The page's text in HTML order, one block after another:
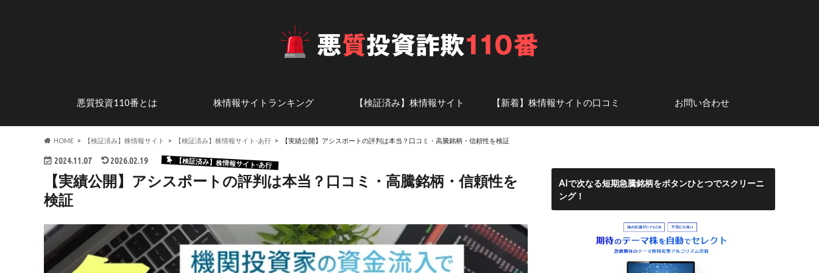
悪質投資110番とは
安心して株式投資を楽しむため
に
株式投資の魅力
投資詐欺の手口
危険なステマサイトを調査
株情報サイトランキング
行政処分歴のある投資顧問
優良投資顧問サイト
【検証済み】株情報サイト
株情報サイト-あ行
株情報サイト-か行
株情報サイト-さ行
株情報サイト-た行
株情報サイト-な行
株情報サイト-は行
株情報サイト-ま行
株情報サイト-や・ら・わ行
株情報サイト-英数字
アナリスト一覧 話題の投資系アナリスト
【新着】株情報サイトの口コミ
証券会社の口コミ・評判
株初心者にもおすすめのネット
お問い合わせ
サイト運営者情報
HOME 【検証済み】株情報サイト 【検証済み】株情報サイト-あ行 【実績公開】アシスポートの評判は本当？口コミ・高騰銘柄・信頼性を検証
2024.11.07 2026.02.19 【検証済み】株情報サイト-あ行
【実績公開】アシスポートの評判は本当？口コミ・高騰銘柄・信頼性を
検証
AIで次なる短期急騰銘柄をボタンひとつでスクリーニ
ング！